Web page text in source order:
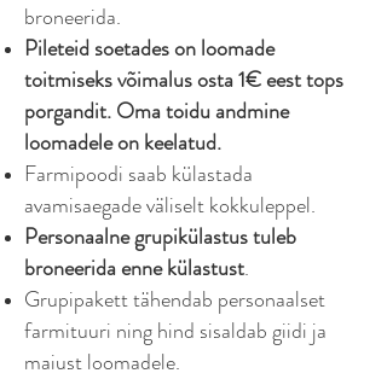
broneerida.
Pileteid soetades onloomade
toitmiseksvõimalus osta 1€ eest tops
porgandit. Omatoidu andmine
loomadele on keelatud.
Farmipoodi saab külastada
avamisaegade väliselt kokkuleppel.
Personaalne grupikülastus tuleb
broneerida enne külastust.
Grupipakett tähendab personaalset
farmituuri ning hind sisaldab giidi ja
maiust loomadele.